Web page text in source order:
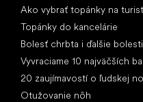
Ako vybrať topánky na
Topánky do kancelárie
Bolesť chrbta i ďalšie
Vyvraciame 10 najväčších
20 zaujímavostí o ľudskej
Otužovanie nôh